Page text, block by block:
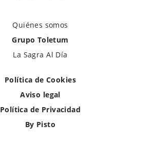
Quiénes somos
Grupo Toletum
La Sagra Al Día
Política de Cookies
Aviso legal
Política de Privacidad
By Pisto